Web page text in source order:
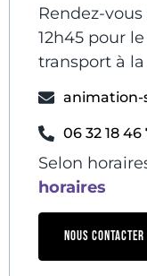
Rendez-
12h45 pour
transport à
animation-
06 32 18 46
Selon
horaires
NOUS CONTACTER